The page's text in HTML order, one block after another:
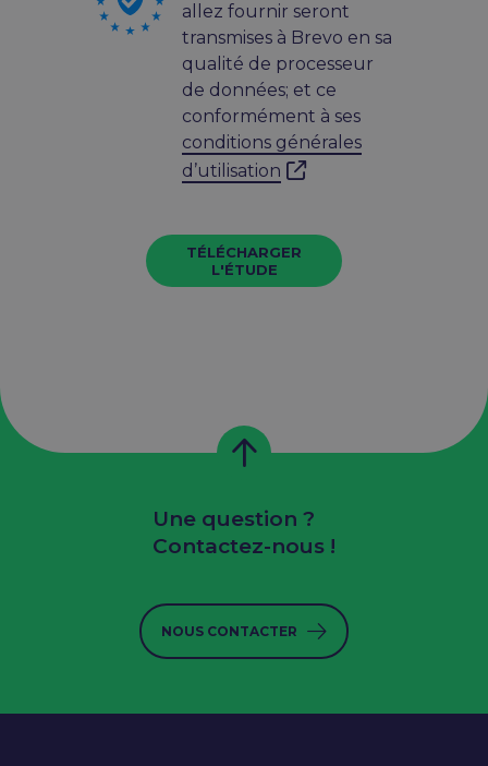
allez fournir seront
transmises à Brevo en sa
qualité de processeur
de données; et ce
conformément à ses
conditions générales
d’utilisation
TÉLÉCHARGER
L'ÉTUDE
Une question ?
Contactez-nous !
NOUS CONTACTER